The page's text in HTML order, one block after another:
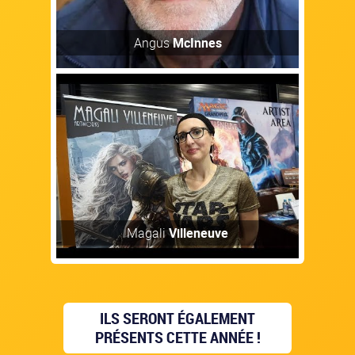
AngusMcInnes
MagaliVilleneuve
Artiste
Découvrir
ILS SERONT ÉGALEMENT
PRÉSENTS CETTE ANNÉE !